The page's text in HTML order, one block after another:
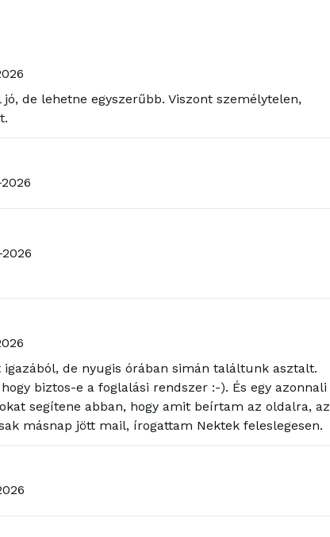
de lehetne egyszerűbb. Viszont személytelen,
de nyugis órában simán találtunk asztalt.
biztos-e a foglalási rendszer :-). És egy azonnali
segítene abban, hogy amit beírtam az oldalra, az
másnap jött mail, írogattam Nektek feleslegesen.